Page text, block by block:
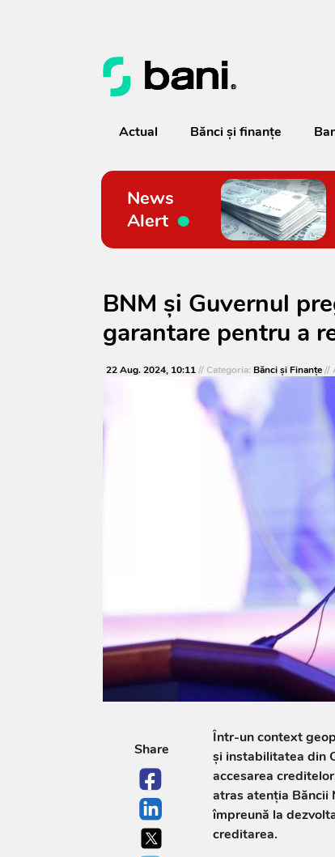
Actual Bănci şi finanţe
News
Alert
BNM și Guvernul
garantare pentru a
22 Aug. 2024, 10:11// Categoria: Bănci şi Finanţe//
Share
Într-un context
și instabilitatea din
accesarea
atras atenția Băncii
împreună la
creditarea.